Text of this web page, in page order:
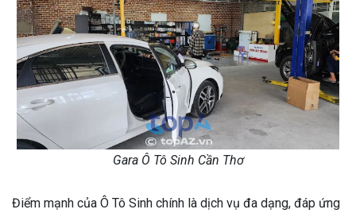
Gara Ô Tô Sinh Cần Thơ
Điểm mạnh của Ô Tô Sinh chính là dịch vụ đa dạng, đáp ứng